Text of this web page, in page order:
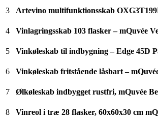
3
Artevino multifunktionsskab
4
Vinlagringsskab 103 flasker – mQuvée
5
Vinkøleskab til indbygning – Edge 45D
6
Vinkøleskab fritstående låsbart –
7
Ølkøleskab indbygget rustfri, mQuvée
8
Vinreol i træ 28 flasker, 60x60x30 cm